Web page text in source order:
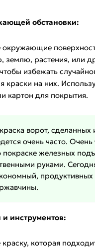
обстановки:
окружающие
землю, растения, или
избежать
краски на них.
картон для покрытия.​
ворот, сделанных
очень часто. Очень
покраске железных
руками.
инструментов:
которая